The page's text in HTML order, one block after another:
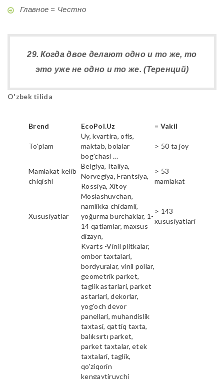
Главное = Честно
29. Когда двое делают одно и то же, то
это уже не одно и то же. (Теренций)
O'zbek tilida
Brend EcoPol.Uz = Vakil
To'plam
Uy, kvartira, ofis,
maktab, bolalar
bog'chasi ...
> 50 ta joy
Mamlakat kelib
chiqishi
Belgiya, Italiya,
Norvegiya, Frantsiya,
Rossiya, Xitoy
> 53
mamlakat
Xususiyatlar
Moslashuvchan,
namlikka chidamli,
yoğurma burchaklar, 1-
14 qatlamlar, maxsus
dizayn,
> 143
xususiyatlari
Kvarts -Vinil plitkalar,
ombor taxtalari,
bordyuralar, vinil pollar,
geometrik parket,
taglik astarlari, parket
astarlari, dekorlar,
yog'och devor
panellari, muhandislik
taxtasi, qattiq taxta,
balıksırtı parket,
parket taxtalar, etek
taxtalari, taglik,
qo'ziqorin
kengaytiruvchi